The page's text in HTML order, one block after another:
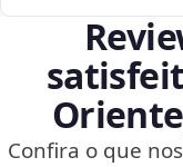
Confira o que